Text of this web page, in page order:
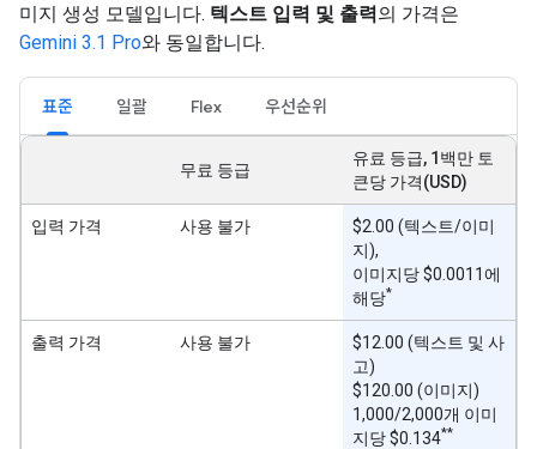
미지 생성 모델입니다. 텍스트 입력 및 출력의 가격은
Gemini 3.1 Pro와 동일합니다.
표준 일괄 Flex 우선순위
무료 등급
유료 등급, 1백만 토
큰당 가격(USD)
입력 가격 사용 불가
$2.00 (텍스트/이미
지),
이미지당 $0.0011에
해당*
출력 가격 사용 불가
$12.00 (텍스트 및 사
고)
$120.00 (이미지)
1,000/2,000개 이미
지당 $0.134**